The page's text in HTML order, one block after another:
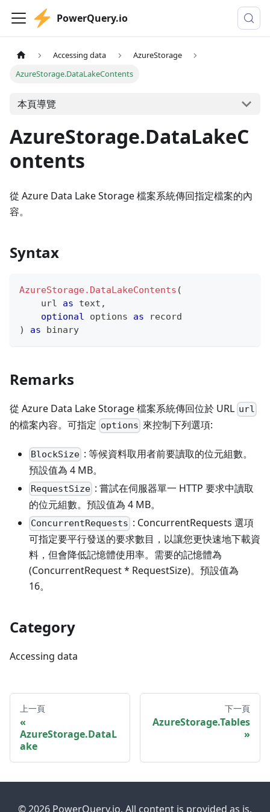
PowerQuery.io
Accessing data
AzureStorage
AzureStorage.DataLakeContents
本頁導覽
AzureStorage.DataLakeC
ontents
從 Azure Data Lake Storage 檔案系統傳回指定檔案的內
容。
Syntax
AzureStorage.DataLakeContents (
    url
as text ,
optional options as
record
)
as binary
Remarks
從 Azure Data Lake Storage 檔案系統傳回位於 URL url
的檔案內容。可指定 options 來控制下列選項:
BlockSize : 等候資料取用者前要讀取的位元組數。
預設值為 4 MB。
RequestSize : 嘗試在伺服器單一 HTTP 要求中讀取
的位元組數。預設值為 4 MB。
ConcurrentRequests : ConcurrentRequests 選項
可指定要平行發送的要求數目，以讓您更快速地下載資
料，但會降低記憶體使用率。需要的記憶體為
(ConcurrentRequest * RequestSize)。預設值為
16。
Category
Accessing data
上一頁
AzureStorage.DataL
ake
下一頁
AzureStorage.Tables
© 2026 PowerQuery.io. All content is provided as is.